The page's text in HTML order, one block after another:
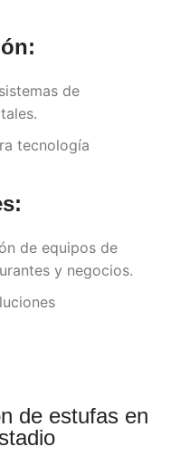
de
tecnología
de equipos de
y negocios.
de estufas en